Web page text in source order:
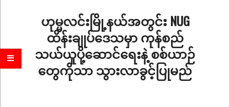
ဟုမ္မလင်းမြို့နယ်အတွင်း NUG
ထိန်းချုပ်ဒေသမှာ ကုန်စည်
သယ်ယူပို့ဆောင်ရေးနဲ့ စစ်ယာဉ်
တွေကိုသာ သွားလာခွင့်ပြုမည်